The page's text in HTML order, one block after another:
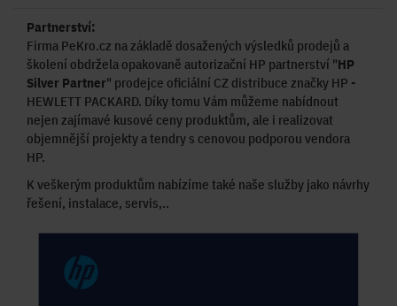
Partnerství:
Firma PeKro.cz na základě dosažených výsledků prodejů a
školení obdržela opakovaně autorizační HP partnerství "HP
Silver Partner" prodejce oficiální CZ distribuce značky HP -
HEWLETT PACKARD. Díky tomu Vám můžeme nabídnout
nejen zajímavé kusové ceny produktům, ale i realizovat
objemnější projekty a tendry s cenovou podporou vendora
HP.
K veškerým produktům nabízíme také naše služby jako návrhy
řešení, instalace, servis,..